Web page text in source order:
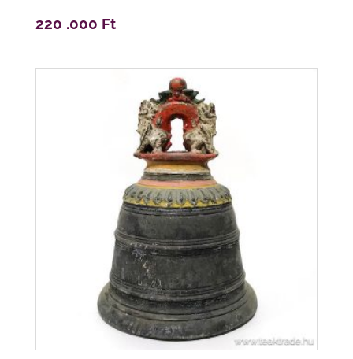
220 .000 Ft